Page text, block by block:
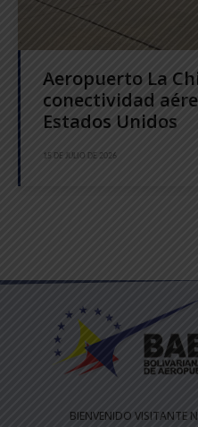
Aeropuerto La
conectividad
Estados Unidos
15 DE JULIO DE 2026
BIENVENIDO VISITANTE